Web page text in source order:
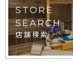
STORE
SEARCH
店舗検索